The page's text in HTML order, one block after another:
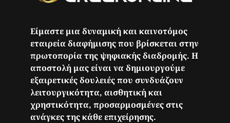
Είμαστε μια δυναμική και καινοτόμος
εταιρεία διαφήμισης που βρίσκεται στην
πρωτοπορία της ψηφιακής διαδρομής. Η
αποστολή μας είναι να δημιουργούμε
εξαιρετικές δουλειές που συνδυάζουν
λειτουργικότητα, αισθητική και
χρηστικότητα, προσαρμοσμένες στις
ανάγκες της κάθε επιχείρησης.